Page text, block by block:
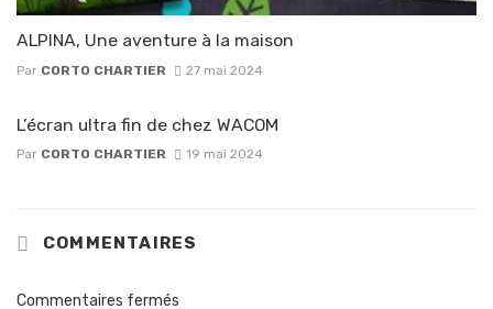
ALPINA, Une aventure à la maison
Par CORTO CHARTIER 27 mai 2024
L’écran ultra fin de chez WACOM
Par CORTO CHARTIER 19 mai 2024
COMMENTAIRES
Commentaires fermés